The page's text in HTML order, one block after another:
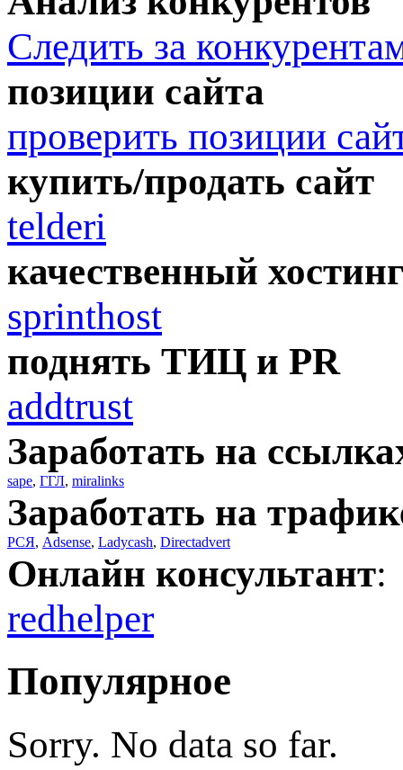
Следить за
позиции сайта
проверить позиции
купить/продать сайт
telderi
качественный
sprinthost
поднять ТИЦ и PR
addtrust
Заработать на
sape, ГГЛ, miralinks
Заработать на
РСЯ, Adsense, Ladycash, Directadvert
Онлайн консультант:
redhelper
Популярное
Sorry. No data so far.